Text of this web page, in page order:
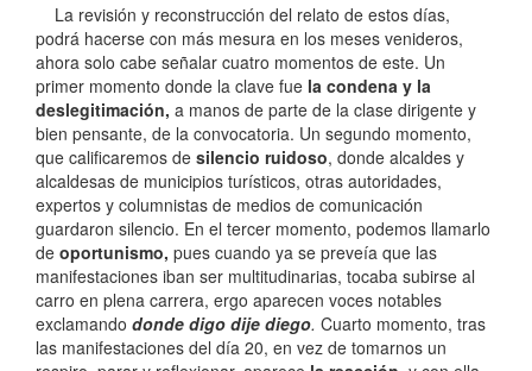
La revisión y reconstrucción del relato de estos días,
podrá hacerse con más mesura en los meses venideros,
ahora solo cabe señalar cuatro momentos de este. Un
primer momento donde la clave fue la condena y la
deslegitimación, a manos de parte de la clase dirigente y
bien pensante, de la convocatoria. Un segundo momento,
que calificaremos de silencio ruidoso, donde alcaldes y
alcaldesas de municipios turísticos, otras autoridades,
expertos y columnistas de medios de comunicación
guardaron silencio. En el tercer momento, podemos llamarlo
de oportunismo, pues cuando ya se preveía que las
manifestaciones iban ser multitudinarias, tocaba subirse al
carro en plena carrera, ergo aparecen voces notables
exclamando donde digo dije diego. Cuarto momento, tras
las manifestaciones del día 20, en vez de tomarnos un